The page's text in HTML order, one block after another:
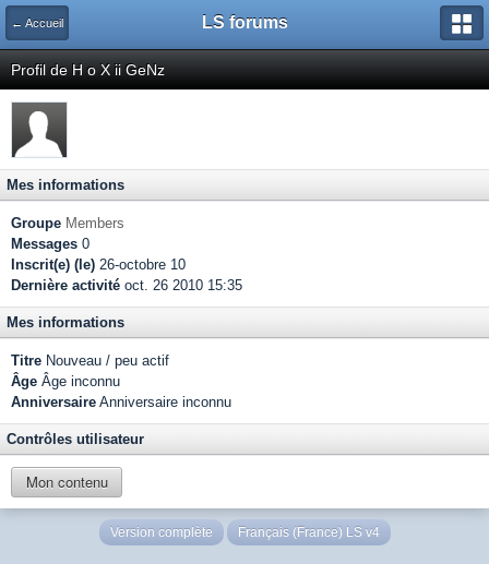
← Accueil LS forums
Profil de H o X ii GeNz
Mes informations
Groupe Members
Messages 0
Inscrit(e) (le) 26-octobre 10
Dernière activité oct. 26 2010 15:35
Mes informations
Titre Nouveau / peu actif
Âge Âge inconnu
Anniversaire Anniversaire inconnu
Contrôles utilisateur
Mon contenu
Version complète Français (France) LS v4